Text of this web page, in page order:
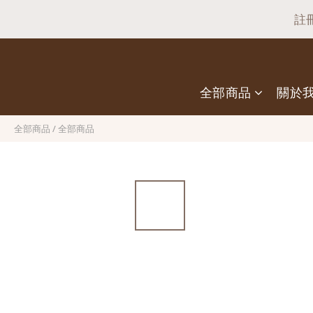
父親節快
註
父親節快
全部商品 關於
全部商品 /全部商品